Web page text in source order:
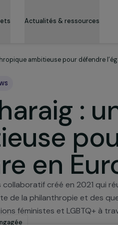
vos projets Actualités &
philanthropique ambitieuse
un fonds collaboratif
Spécialiste de la